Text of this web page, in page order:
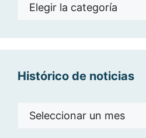
Histórico de noticias
Histórico